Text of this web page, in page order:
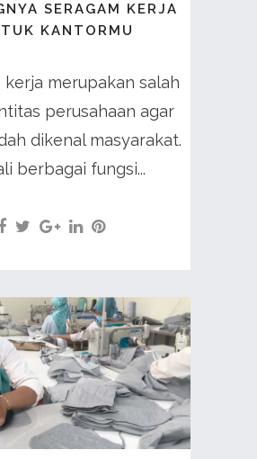
SERAGAM KERJA
KANTORMU
kerja merupakan salah
perusahaan agar
dikenal masyarakat.
berbagai fungsi...